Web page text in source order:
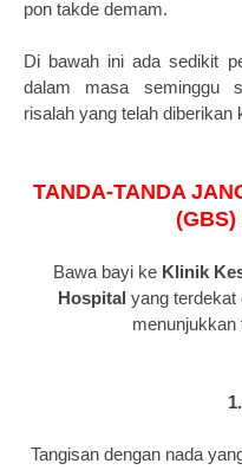
pon takde demam.
Di bawah ini ada sedikit
dalam masa seminggu
risalah yang telah diberikan
TANDA-TANDA
(GBS)
Bawa bayi ke Klinik
Hospital yang terdekat
menunjukkan
Tangisan dengan nada